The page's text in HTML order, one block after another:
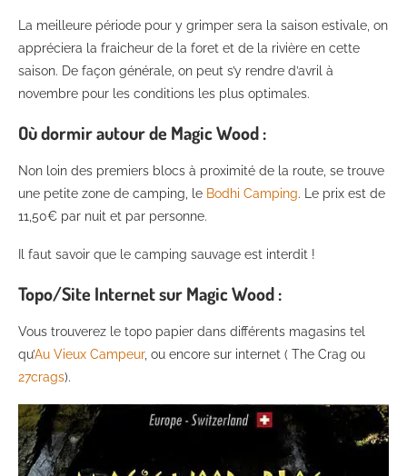
La meilleure période pour y grimper sera la saison estivale, on
appréciera la fraicheur de la foret et de la rivière en cette
saison. De façon générale, on peut s’y rendre d’avril à
novembre pour les conditions les plus optimales.
Où dormir autour de Magic Wood :
Non loin des premiers blocs à proximité de la route, se trouve
une petite zone de camping, le Bodhi Camping. Le prix est de
11,50€ par nuit et par personne.
Il faut savoir que le camping sauvage est interdit !
Topo/Site Internet sur Magic Wood :
Vous trouverez le topo papier dans différents magasins tel
qu’Au Vieux Campeur, ou encore sur internet ( The Crag ou
27crags).